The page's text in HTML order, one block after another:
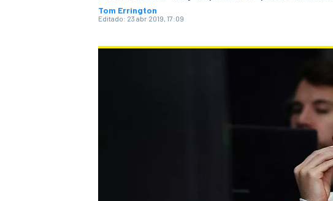
Tom Errington
Editado: 23 abr 2019, 17:09